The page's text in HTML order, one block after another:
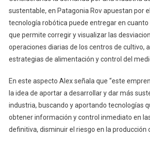
sustentable, en Patagonia Rov apuestan por
tecnología robótica puede entregar en
que permite corregir y visualizar las
operaciones diarias de los centros de cultivo,
estrategias de alimentación y control del
En este aspecto Alex señala que “este
la idea de aportar a desarrollar y dar más
industria, buscando y aportando tecnologías
obtener información y control inmediato en
definitiva, disminuir el riesgo en la producción